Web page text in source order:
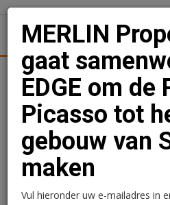
Nieuws Achtergronden
MERLIN
samenwerken
om de Plaza
MERLIN
gaat
EDGE om de
Picasso tot
gebouw van
maken
Vul hieronder uw e-mailadres in